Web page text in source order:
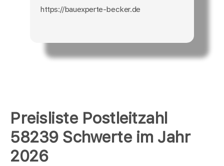
Preisliste Postleitzahl
58239 Schwerte im Jahr
2026
https://bauexperte-becker.de